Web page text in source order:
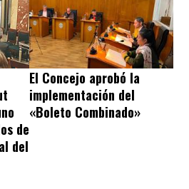
de
del
El Concejo aprobó la
implementación del
«Boleto Combinado»